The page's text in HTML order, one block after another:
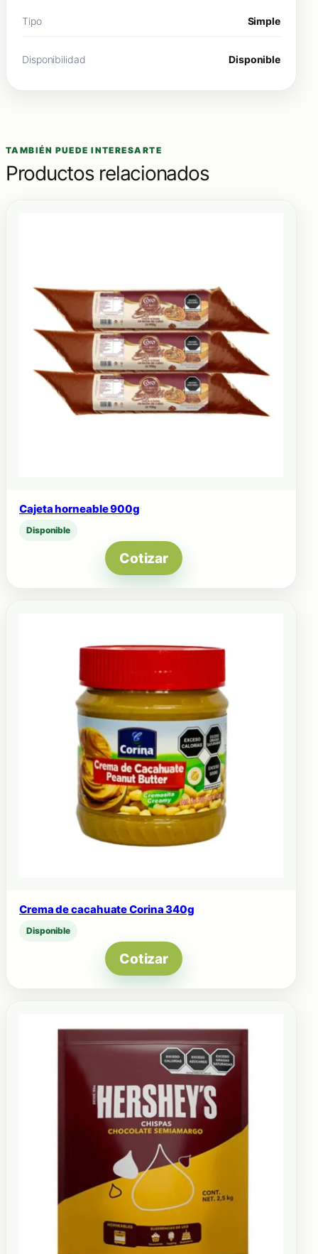
Tipo Simple
Disponibilidad Disponible
TAMBIÉN PUEDE INTERESARTE
Productos relacionados
Cajeta horneable 900g
Disponible
Cotizar
Crema de cacahuate Corina 340g
Disponible
Cotizar